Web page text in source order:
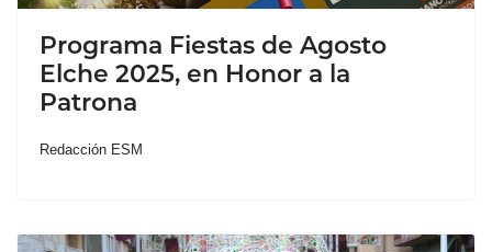
Programa Fiestas de Agosto
Elche 2025, en Honor a la
Patrona
Redacción ESM